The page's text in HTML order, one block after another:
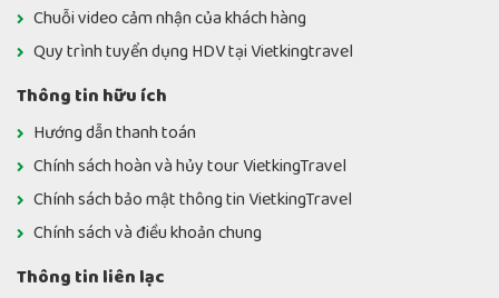
Chuỗi video cảm nhận của khách hàng
Quy trình tuyển dụng HDV tại Vietkingtravel
Thông tin hữu ích
Hướng dẫn thanh toán
Chính sách hoàn và hủy tour VietkingTravel
Chính sách bảo mật thông tin VietkingTravel
Chính sách và điều khoản chung
Thông tin liên lạc